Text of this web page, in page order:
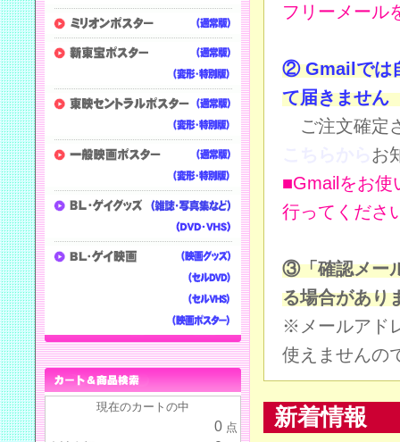
フリーメール
② Gmailでは
て届きません
ご注文確定
お
■Gmailをお使
行ってくださ
③「確認メー
る場合があり
※メールアド
使えませんの
新着情報
現在のカートの中
0 点